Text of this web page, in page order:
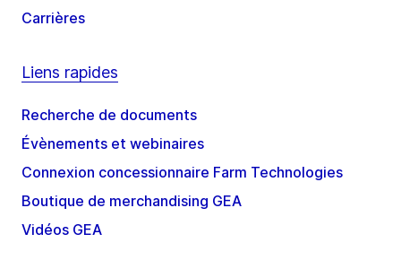
Carrières
Liens rapides
Recherche de documents
Évènements et webinaires
Connexion concessionnaire Farm Technologies
Boutique de merchandising GEA
Vidéos GEA